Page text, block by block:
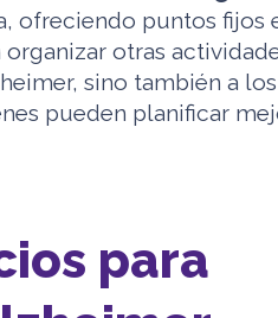
ofreciendo puntos fijos
otras
sino también a los
pueden planificar
para